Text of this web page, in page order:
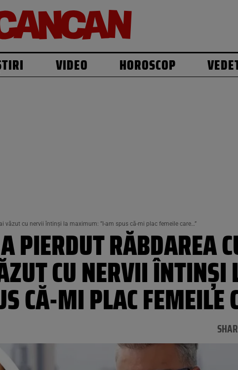
VIDEO HOROSCOP
cu nervii întinși la maximum: ”I-am spus că-mi plac femeile care…”
PIERDUT RĂBDAREA
CU NERVII ÎNTINȘI
CĂ-MI PLAC